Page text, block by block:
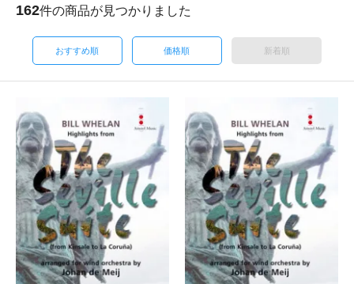
162件の商品が見つかりました
おすすめ順 価格順 新着順